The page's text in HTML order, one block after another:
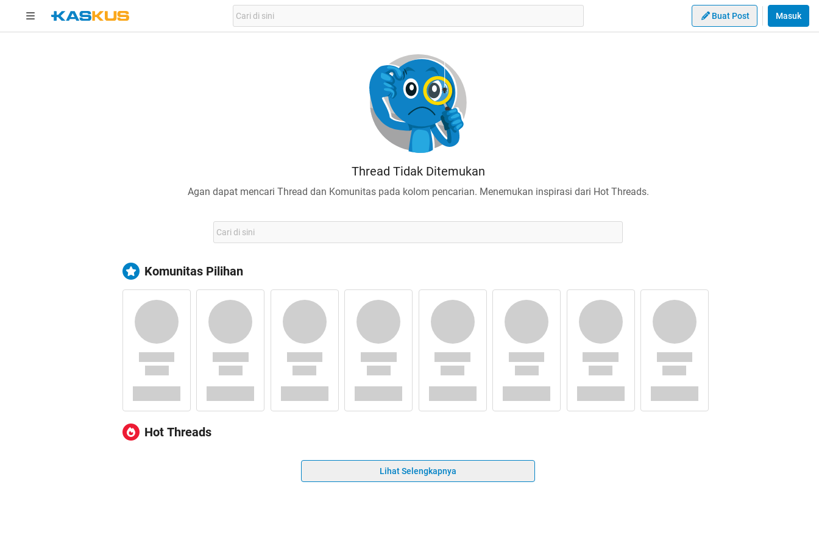
Buat Post Masuk
Thread Tidak Ditemukan
Agan dapat mencari Thread dan Komunitas pada kolom pencarian. Menemukan inspirasi dari Hot Threads.
Komunitas Pilihan
Hot Threads
Lihat Selengkapnya